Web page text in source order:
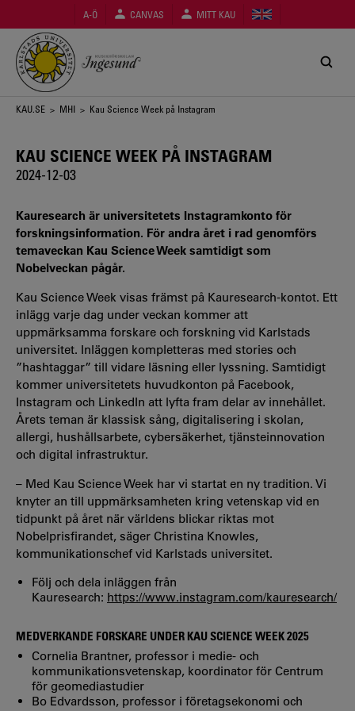
huvudinnehåll
A-Ö CANVAS MITT KAU
Länkstig
KAU.SE > MHI > Kau Science Week på Instagram
KAU SCIENCE WEEK PÅ INSTAGRAM
2024-12-03
Kauresearch är universitetets Instagramkonto för
forskningsinformation. För andra året i rad genomförs
temaveckan Kau Science Week samtidigt som
Nobelveckan pågår.
Kau Science Week visas främst på Kauresearch-kontot. Ett
inlägg varje dag under veckan kommer att
uppmärksamma forskare och forskning vid Karlstads
universitet. Inläggen kompletteras med stories och
”hashtaggar” till vidare läsning eller lyssning. Samtidigt
kommer universitetets huvudkonton på Facebook,
Instagram och LinkedIn att lyfta fram delar av innehållet.
Årets teman är klassisk sång, digitalisering i skolan,
allergi, hushållsarbete, cybersäkerhet, tjänsteinnovation
och digital infrastruktur.
– Med Kau Science Week har vi startat en ny tradition. Vi
knyter an till uppmärksamheten kring vetenskap vid en
tidpunkt på året när världens blickar riktas mot
Nobelprisfirandet, säger Christina Knowles,
kommunikationschef vid Karlstads universitet.
Följ och dela inläggen från
Kauresearch: https://www.instagram.com/kauresearch/
MEDVERKANDE FORSKARE UNDER KAU SCIENCE WEEK 2025
Cornelia Brantner, professor i medie- och
kommunikationsvetenskap, koordinator för Centrum
för geomediastudier
Bo Edvardsson, professor i företagsekonomi och